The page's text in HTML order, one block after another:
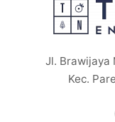
Jl. Brawijaya
Kec.